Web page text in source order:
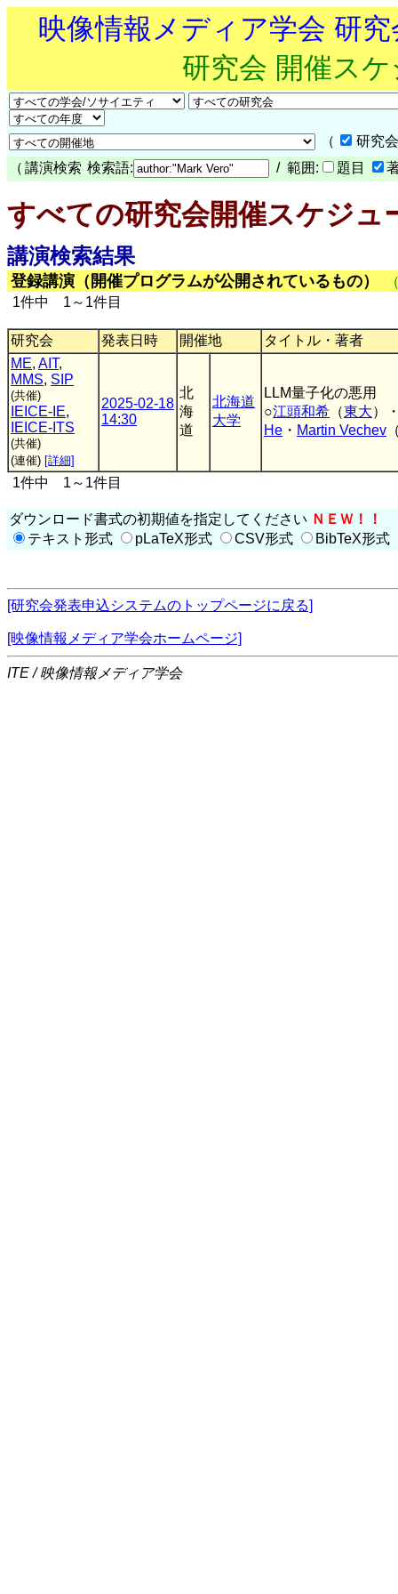
映像情報メディア学会 研
研究会 開催ス
（
研究
（ 講演検索 検索語: / 範囲: 題目
すべての研究会開催スケジュ
講演検索結果
登録講演（開催プログラムが公開されているもの）
1件中 1～1件目
研究会 発表日時 開催地
タイトル・著者
ME, AIT,
MMS, SIP
(共催)
IEICE-IE,
IEICE-ITS
(共催)
(連催) [詳細]
2025-02-18
14:30
北
海
道
北海道
大学
LLM量子化の悪用
○江頭和希 （東大）
He ・ Martin Vechev
1件中 1～1件目
ダウンロード書式の初期値を指定してください ＮＥＷ！！
テキスト形式
pLaTeX形式 CSV形式 BibTeX形式
[研究会発表申込システムのトップページに戻る]
[映像情報メディア学会ホームページ]
ITE / 映像情報メディア学会